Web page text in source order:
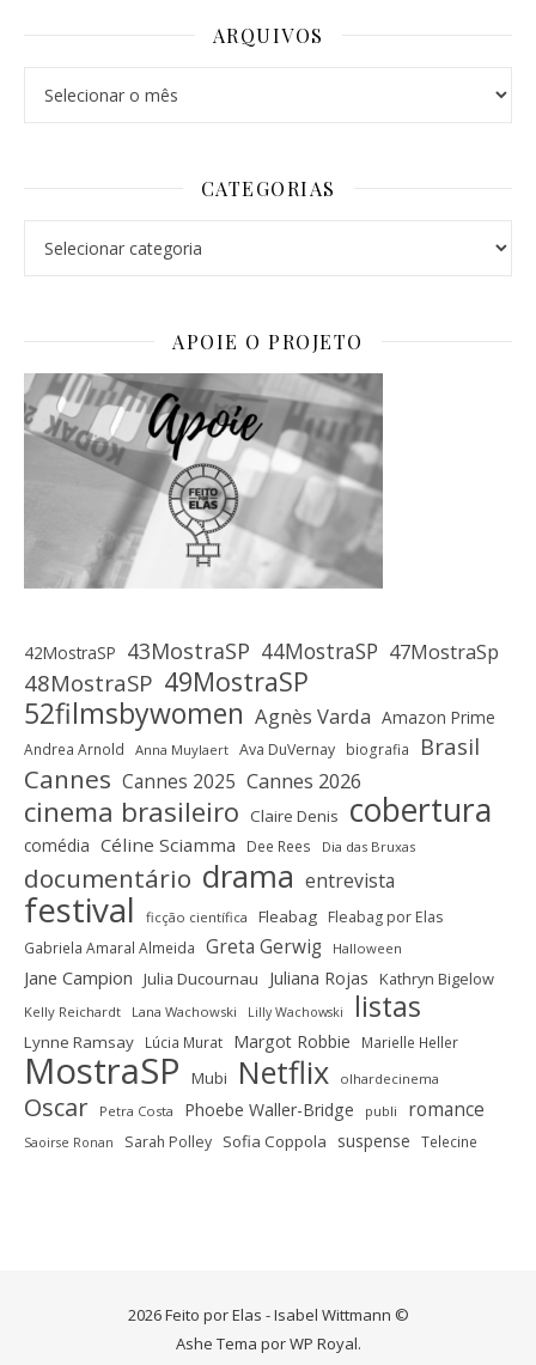
ARQUIVOS
CATEGORIAS
APOIE O PROJETO
42MostraSP 43MostraSP 44MostraSP 47MostraSp
48MostraSP 49MostraSP
52filmsbywomen Agnès Varda Amazon Prime
Andrea Arnold Anna Muylaert Ava DuVernay biografia Brasil
Cannes Cannes 2025 Cannes 2026
cinema brasileiro Claire Denis cobertura
comédia Céline Sciamma Dee Rees Dia das Bruxas
documentário drama entrevista
festival ficção científica Fleabag Fleabag por Elas
Gabriela Amaral Almeida Greta Gerwig Halloween
Jane Campion Julia Ducournau Juliana Rojas Kathryn Bigelow
Kelly Reichardt Lana Wachowski Lilly Wachowski listas
Lynne Ramsay Lúcia Murat Margot Robbie Marielle Heller
MostraSP Mubi Netflix olhardecinema
Oscar Petra Costa Phoebe Waller-Bridge publi romance
Saoirse Ronan Sarah Polley Sofia Coppola suspense Telecine
2026 Feito por Elas - Isabel Wittmann ©
Ashe Tema porWP Royal.